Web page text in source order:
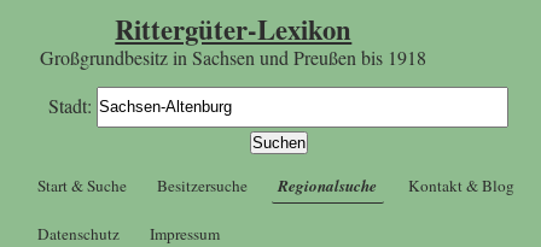
Rittergüter-Lexikon
Großgrundbesitz in Sachsen und Preußen bis 1918
Stadt:
Start & Suche Besitzersuche Regionalsuche Kontakt & Blog
Datenschutz Impressum